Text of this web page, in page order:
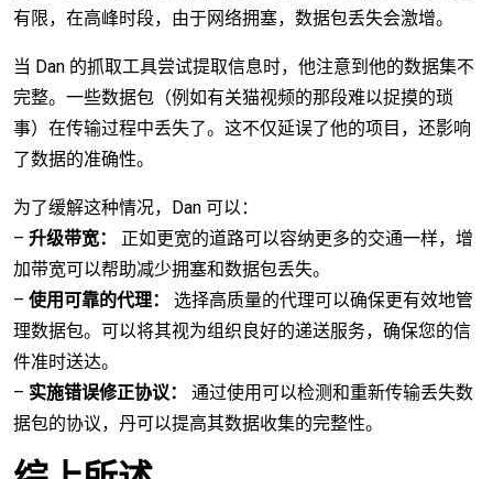
有限，在高峰时段，由于网络拥塞，数据包丢失会激增。
当 Dan 的抓取工具尝试提取信息时，他注意到他的数据集不
完整。一些数据包（例如有关猫视频的那段难以捉摸的琐
事）在传输过程中丢失了。这不仅延误了他的项目，还影响
了数据的准确性。
为了缓解这种情况，Dan 可以：
– 升级带宽：
正如更宽的道路可以容纳更多的交通一样，增
加带宽可以帮助减少拥塞和数据包丢失。
– 使用可靠的代理：
选择高质量的代理可以确保更有效地管
理数据包。可以将其视为组织良好的递送服务，确保您的信
件准时送达。
– 实施错误修正协议：
通过使用可以检测和重新传输丢失数
据包的协议，丹可以提高其数据收集的完整性。